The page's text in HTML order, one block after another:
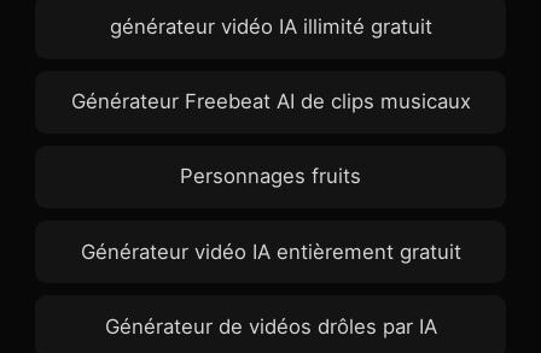
générateur vidéo IA illimité gratuit
Générateur Freebeat AI de clips musicaux
Personnages fruits
Générateur vidéo IA entièrement gratuit
Générateur de vidéos drôles par IA